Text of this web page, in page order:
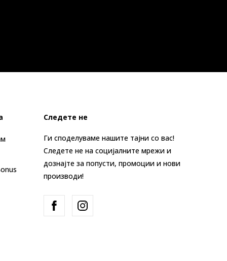
Следете не
Ги споделуваме нашите тајни со вас!
Следете не на социјалните мрежи и
дознајте за попусти, промоции и нови
производи!